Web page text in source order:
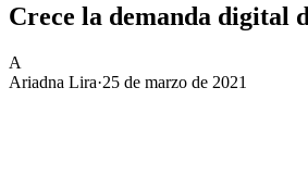
Crece la demanda digital
A
Ariadna Lira·25 de marzo de 2021